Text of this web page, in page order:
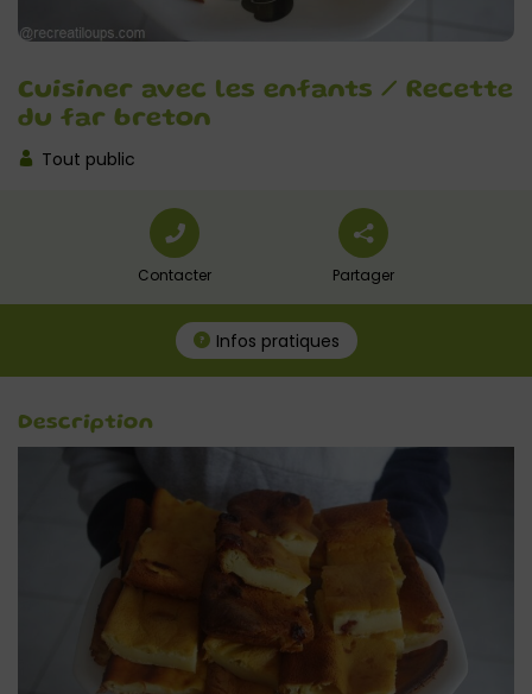
Cuisiner avec les enfants / Recette
du far breton
Tout public
Contacter Partager
Infos pratiques
Description